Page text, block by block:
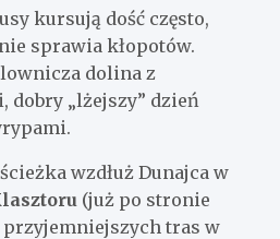
kursują dość często,
sprawia kłopotów.
dolina z
„lżejszy” dzień
wzdłuż Dunajca w
(już po stronie
przyjemniejszych tras w